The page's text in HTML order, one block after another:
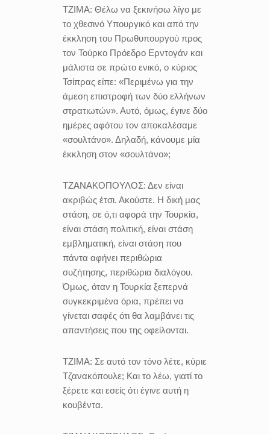
ΤΖΙΜΑ: Θέλω να ξεκινήσω λίγο με
το χθεσινό Υπουργικό και από την
έκκληση του Πρωθυπουργού προς
τον Τούρκο Πρόεδρο Ερντογάν και
μάλιστα σε πρώτο ενικό, ο κύριος
Τσίπρας είπε: «Περιμένω για την
άμεση επιστροφή των δύο ελλήνων
στρατιωτών». Αυτό, όμως, έγινε δύο
ημέρες αφότου τον αποκαλέσαμε
«σουλτάνο». Δηλαδή, κάνουμε μία
έκκληση στον «σουλτάνο»;
ΤΖΑΝΑΚΟΠΟΥΛΟΣ: Δεν είναι
ακριβώς έτσι. Ακούστε. Η δική μας
στάση, σε ό,τι αφορά την Τουρκία,
είναι στάση πολιτική, είναι στάση
εμβληματική, είναι στάση που
πάντα αφήνει περιθώρια
συζήτησης, περιθώρια διαλόγου.
Όμως, όταν η Τουρκία ξεπερνά
συγκεκριμένα όρια, πρέπει να
γίνεται σαφές ότι θα λαμβάνει τις
απαντήσεις που της οφείλονται.
ΤΖΙΜΑ: Σε αυτό τον τόνο λέτε, κύριε
Τζανακόπουλε; Και το λέω, γιατί το
ξέρετε και εσείς ότι έγινε αυτή η
κουβέντα.